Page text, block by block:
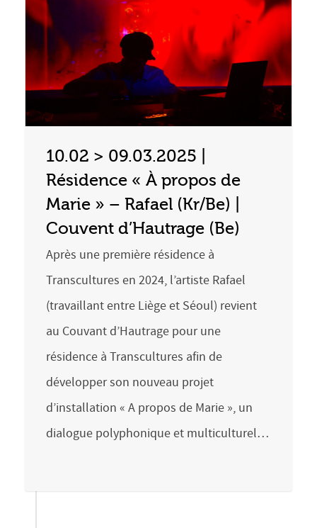
10.02 > 09.03.2025 |
Résidence « À propos de
Marie » – Rafael (Kr/Be) |
Couvent d’Hautrage (Be)
Après une première résidence à
Transcultures en 2024, l’artiste Rafael
(travaillant entre Liège et Séoul) revient
au Couvant d’Hautrage pour une
résidence à Transcultures afin de
développer son nouveau projet
d’installation « A propos de Marie », un
dialogue polyphonique et multiculturel…